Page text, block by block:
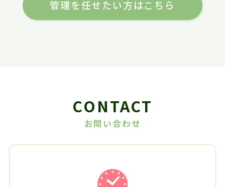
管理を任せたい方はこちら
CONTACT
お問い合わせ